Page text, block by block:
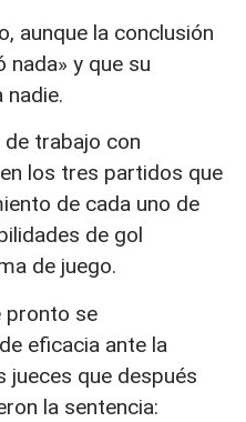
aunque la conclusión
nada» y que su
nadie.
trabajo con
los tres partidos que
de cada uno de
de gol
de juego.
pronto se
eficacia ante la
jueces que después
la sentencia: